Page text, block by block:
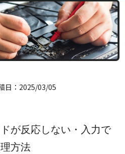
日： 2025/03/05
が反応しない・入力で
方法